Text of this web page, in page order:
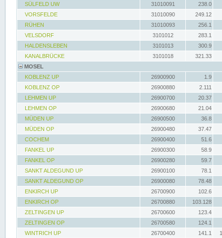
SÜLFELD UW
31010091
238.0
VORSFELDE
31010090
249.12
RÜHEN
31010093
256.1
VELSDORF
3101012
283.1
HALDENSLEBEN
3101013
300.9
KANALBRÜCKE
3101018
321.33
MOSEL
KOBLENZ UP
26900900
1.9
KOBLENZ OP
26900880
2.111
LEHMEN UP
26900700
20.37
LEHMEN OP
26900680
21.04
MÜDEN UP
26900500
36.8
MÜDEN OP
26900480
37.47
COCHEM
26900400
51.6
FANKEL UP
26900300
58.9
FANKEL OP
26900280
59.7
SANKT ALDEGUND UP
26900100
78.1
SANKT ALDEGUND OP
26900080
78.48
ENKIRCH UP
26700900
102.6
ENKIRCH OP
26700880
103.128
ZELTINGEN UP
26700600
123.4
ZELTINGEN OP
26700580
124.1
WINTRICH UP
26700400 141.1